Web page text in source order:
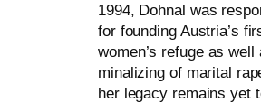
1994, Dohnal was
for foun­ding Austria’s
women’s refu­ge as
mi­na­li­zing of marital
her lega­cy remains yet